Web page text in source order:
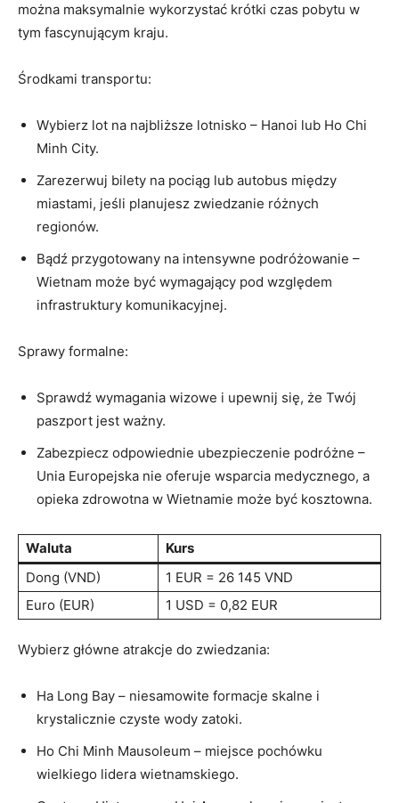
można maksymalnie ‌wykorzystać krótki czas pobytu w
tym fascynującym kraju.
Środkami transportu:
Wybierz lot​ na najbliższe lotnisko‍ – Hanoi lub Ho Chi
‌Minh City.
Zarezerwuj bilety na‌ pociąg lub autobus między
miastami, jeśli ‍planujesz zwiedzanie różnych
regionów.
Bądź ⁤przygotowany na ‌intensywne podróżowanie –
Wietnam może być wymagający pod‍ względem
infrastruktury ‌komunikacyjnej.
Sprawy formalne:
Sprawdź wymagania wizowe i upewnij się, że‍ Twój
paszport jest ważny.
Zabezpiecz odpowiednie ‌ubezpieczenie podróżne –
Unia Europejska nie oferuje ⁤wsparcia⁣ medycznego, ⁣a‍
opieka ⁤zdrowotna w ⁤Wietnamie może być kosztowna.
Waluta
Kurs
Dong (VND)
1⁤ EUR = 26⁣ 145 VND
Euro‍ (EUR)
1 USD = 0,82‍ EUR
Wybierz główne atrakcje do zwiedzania:
Ha Long⁣ Bay –‌ niesamowite formacje skalne i
krystalicznie czyste wody ​zatoki.
Ho Chi Minh Mausoleum – miejsce pochówku
wielkiego lidera⁣ wietnamskiego.